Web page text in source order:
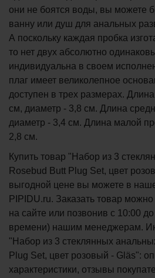
они не боятся воды, вы можете
ванну или душ для анальных
А поскольку каждая пробка
то нет двух абсолютно
индивидуальна в своем
плаг имеет великолепное
доступен в трех размерах.
см, диаметр - 3,8 см. Длина
диаметр - 3,4 см. Длина малой
2,8 см.
Купить товар "Набор из 3
Rosebud Butt Plug Set, цвет
выгодной цене вы можете в
PIPIDU.ru. Заказать товар
на сайте или позвонив с 10:00
времени) нашим менеджерам.
"Набор из 3 стеклянных
Plug Set, цвет розовый - Gläs":
характеристики, отзывы